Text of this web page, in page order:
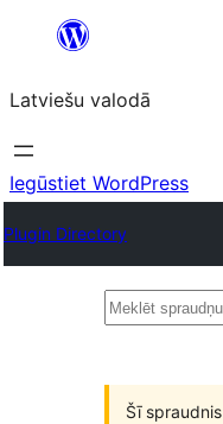
Pāriet
saturu
Latviešu valodā
Iegūstiet WordPress
Plugin Directory
Meklēt
Šī spraudnis